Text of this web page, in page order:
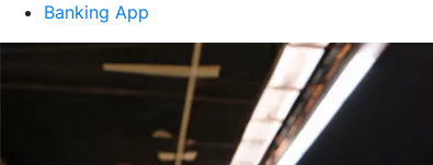
Banking App